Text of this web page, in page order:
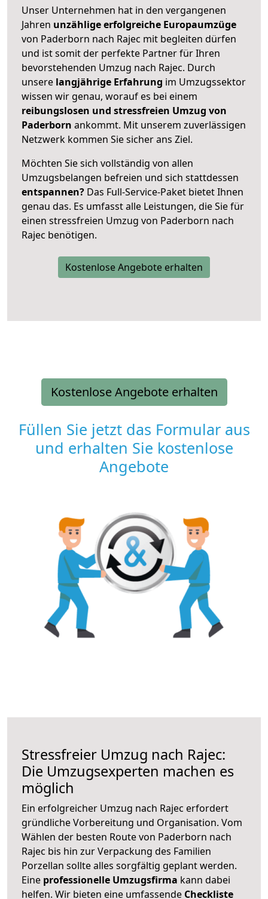
Unser Unternehmen hat in den vergangenen
Jahren unzählige erfolgreiche Europaumzüge
von Paderborn nach Rajec mit begleiten dürfen
und ist somit der perfekte Partner für Ihren
bevorstehenden Umzug nach Rajec. Durch
unsere langjährige Erfahrung im Umzugssektor
wissen wir genau, worauf es bei einem
reibungslosen und stressfreien Umzug von
Paderborn ankommt. Mit unserem zuverlässigen
Netzwerk kommen Sie sicher ans Ziel.
Möchten Sie sich vollständig von allen
Umzugsbelangen befreien und sich stattdessen
entspannen? Das Full-Service-Paket bietet Ihnen
genau das. Es umfasst alle Leistungen, die Sie für
einen stressfreien Umzug von Paderborn nach
Rajec benötigen.
Kostenlose Angebote erhalten
Kostenlose Angebote erhalten
Füllen Sie jetzt das Formular aus
und erhalten Sie kostenlose
Angebote
Stressfreier Umzug nach Rajec:
Die Umzugsexperten machen es
möglich
Ein erfolgreicher Umzug nach Rajec erfordert
gründliche Vorbereitung und Organisation. Vom
Wählen der besten Route von Paderborn nach
Rajec bis hin zur Verpackung des Familien
Porzellan sollte alles sorgfältig geplant werden.
Eine professionelle Umzugsfirma kann dabei
helfen. Wir bieten eine umfassende Checkliste